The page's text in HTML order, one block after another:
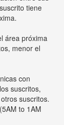
tiene
área próxima
menor el
con
suscritos,
suscritos.
to 1AM